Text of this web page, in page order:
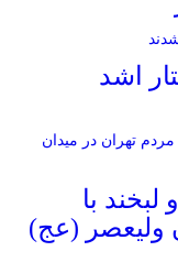
اشد
با
ولیعصر (عج)